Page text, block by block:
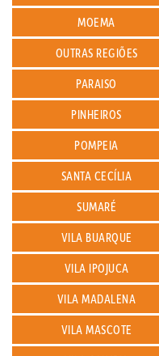
MOEMA
OUTRAS REGIÕES
PARAISO
PINHEIROS
POMPEIA
SANTA CECÍLIA
SUMARÉ
VILA BUARQUE
VILA IPOJUCA
VILA MADALENA
VILA MASCOTE